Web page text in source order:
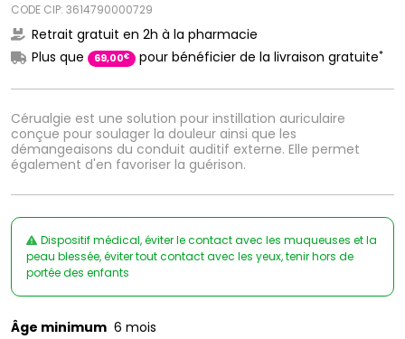
Cérualgie est une solution pour instillation auriculaire
conçue pour soulager la douleur ainsi que les
démangeaisons du conduit auditif externe. Elle permet
également d'en favoriser la guérison.
CODE CIP: 3614790000729
Retrait gratuit en 2h à la pharmacie
Plus que
69,00€ pour bénéficier de la livraison gratuite*
Dispositif médical, éviter le contact avec les muqueuses et la
peau blessée, éviter tout contact avec les yeux, tenir hors de
portée des enfants
Âge minimum 6 mois